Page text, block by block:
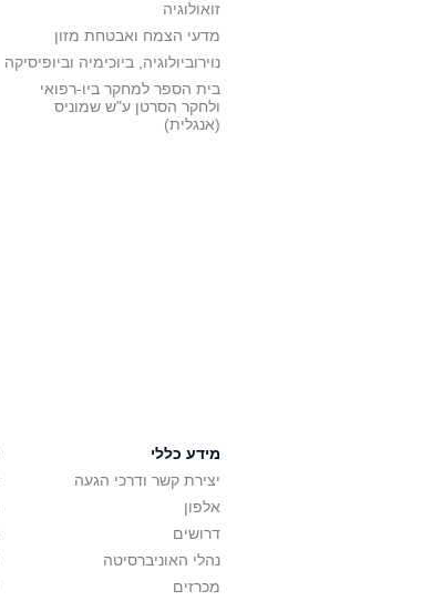
זואולוגיה
מדעי הצמח ואבטחת מזון
נוירוביולוגיה, ביוכימיה וביופיסיקה
בית הספר למחקר ביו-רפואי
ולחקר הסרטן ע"ש שמוניס
(אנגלית)
מידע כללי
יצירת קשר ודרכי הגעה
אלפון
דרושים
נהלי האוניברסיטה
מכרזים